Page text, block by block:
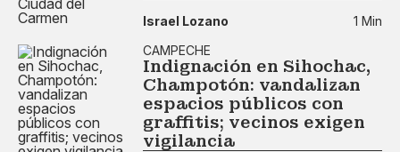
Israel Lozano
1 Min
CAMPECHE
Indignación en Sihochac,
Champotón: vandalizan
espacios públicos con
graffitis; vecinos exigen
vigilancia